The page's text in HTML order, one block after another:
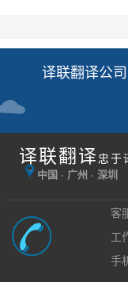
译联翻译公
译联翻译 忠于
中国 · 广州 · 深圳
客
工
手